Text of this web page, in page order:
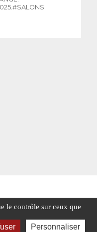
#SALONS.
le contrôle sur ceux que
Personnaliser